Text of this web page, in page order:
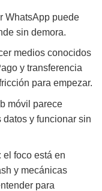
WhatsApp puede
sin demora.
medios conocidos
y transferencia
para empezar.
móvil parece
y funcionar sin
el foco está en
y mecánicas
para